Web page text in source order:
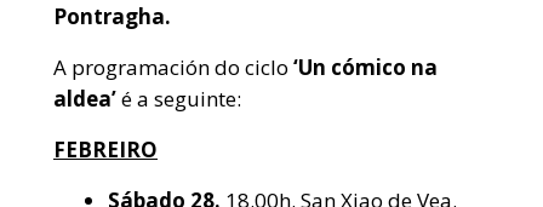
Pontragha.
A programación do ciclo ‘Un cómico na
aldea’é a seguinte:
FEBREIRO
Sábado 28. 18.00h. San Xiao de Vea.